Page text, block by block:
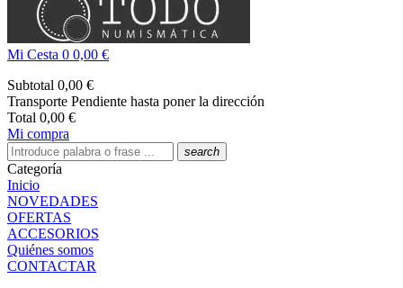
Mi Cesta 0 0,00 €
Subtotal 0,00 €
Transporte Pendiente hasta poner la dirección
Total 0,00 €
Mi compra
search
Categoría
Inicio
NOVEDADES
OFERTAS
ACCESORIOS
Quiénes somos
CONTACTAR